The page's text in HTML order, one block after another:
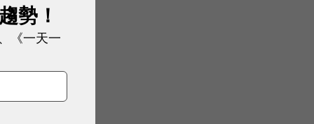
勢！
《一天一